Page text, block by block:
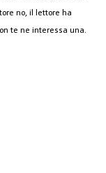
no, il lettore ha
te ne interessa una.